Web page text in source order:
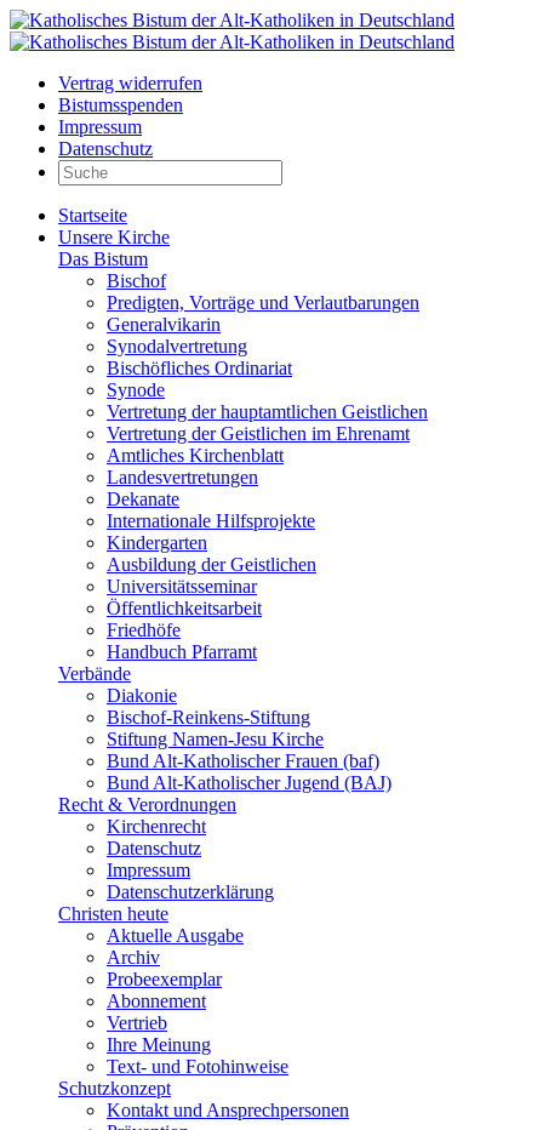
Vertrag widerrufen
Bistumsspenden
Impressum
Datenschutz
Startseite
Unsere Kirche
Das Bistum
Bischof
Predigten, Vorträge und Verlautbarungen
Generalvikarin
Synodalvertretung
Bischöfliches Ordinariat
Synode
Vertretung der hauptamtlichen Geistlichen
Vertretung der Geistlichen im Ehrenamt
Amtliches Kirchenblatt
Landesvertretungen
Dekanate
Internationale Hilfsprojekte
Kindergarten
Ausbildung der Geistlichen
Universitätsseminar
Öffentlichkeitsarbeit
Friedhöfe
Handbuch Pfarramt
Verbände
Diakonie
Bischof-Reinkens-Stiftung
Stiftung Namen-Jesu Kirche
Bund Alt-Katholischer Frauen (baf)
Bund Alt-Katholischer Jugend (BAJ)
Recht & Verordnungen
Kirchenrecht
Datenschutz
Impressum
Datenschutzerklärung
Christen heute
Aktuelle Ausgabe
Archiv
Probeexemplar
Abonnement
Vertrieb
Ihre Meinung
Text- und Fotohinweise
Schutzkonzept
Kontakt und Ansprechpersonen